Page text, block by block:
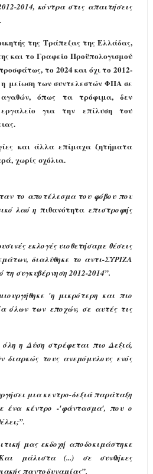
2014, κόντρα στις απαιτήσεις
.
της Τράπεζας της Ελλάδας,
και το Γραφείο Προϋπολογισμού
το 2024 και όχι το 2012-
η μείωση των συντελεστών ΦΠΑ σε
αγαθών, όπως τα τρόφιμα, δεν
για την επίλυση του
και άλλα επίμαχα ζητήματα
Σαμαρά, χωρίς σχόλια.
το αποτέλεσμα του φόβου που
λαό ηπιθανότητα επιστροφής
εκλογές υιοθετήσαμε θέσεις
διαλύθηκε το αντι-ΣΥΡΙΖΑ
συγκυβέρνηση 2012-2014”.
'η μικρότερη και πιο
όλων των εποχών, σε αυτές τις
η Δύση στρέφεται πιο Δεξιά,
διαρκώς τους ανεμόμυλους ενός
μια κεντρο-δεξιά παράταξη
ένα κέντρο -'φάντασμα', που ο
μας εκδοχή αποδοκιμάστηκε
μάλιστα (...) σε συνθήκες
παντοδυναμίας”.